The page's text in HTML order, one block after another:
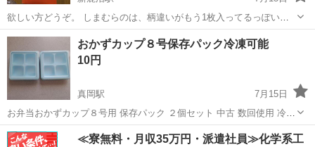
欲しい方どうぞ。 しまむらのは、柄違いがもう1枚入ってるっぽいで
す。
栃木 鹿沼市 新鹿沼駅 食器
おかずカップ８号保存パック冷凍可能
10円
真岡駅
7月15日
お弁当おかずカップ８号用 保存パック ２個セット 中古 数回使用 冷凍
保存可能
栃木 真岡市 真岡駅 食器
≪寮無料・月収35万円・派遣社員≫化学系工